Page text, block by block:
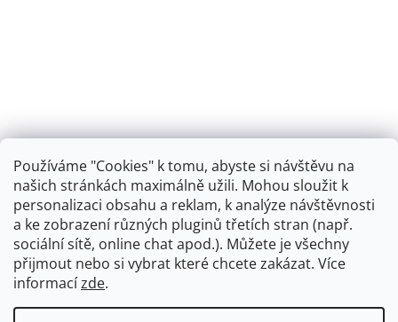
Používáme "Cookies" k tomu, abyste si návštěvu na
našich stránkách maximálně užili. Mohou sloužit k
personalizaci obsahu a reklam, k analýze návštěvnosti
a ke zobrazení různých pluginů třetích stran (např.
sociální sítě, online chat apod.). Můžete je všechny
přijmout nebo si vybrat které chcete zakázat. Více
informacízde.
Retro koupelna
Vytvořil Shoptet + plnenieshopu.cz